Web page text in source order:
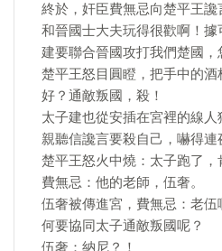
終於，奸臣費無忌向楚平王
和晉國士大夫玩得很歡啊！
建要聯合晉國攻打我們楚國，
楚平王怒目圓瞪，把手中的
好？通敵叛國，殺！
太子建也從安插在宮裡的線
親聽信讒言要殺自己，嚇得連
楚平王怒火中燒：太子跑了，
費無忌：他的老師，伍奢。
伍奢被傳進宮，費無忌：老
何要協同太子通敵叛國呢？
伍奢：納尼？！